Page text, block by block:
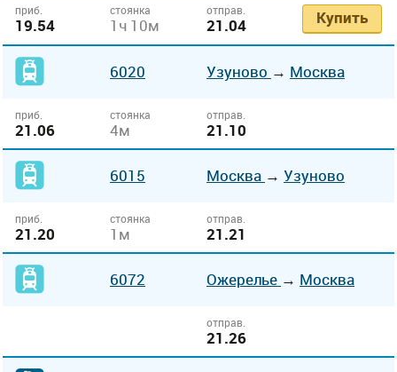
приб.
19.54
стоянка
1ч 10м
отправ.
21.04 Купить
6020 Узуново → Москва
приб.
21.06
стоянка
4м
отправ.
21.10
6015 Москва → Узуново
приб.
21.20
стоянка
1м
отправ.
21.21
6072 Ожерелье → Москва
отправ.
21.26